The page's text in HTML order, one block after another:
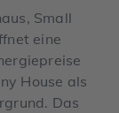
Small
eine
House als
Das